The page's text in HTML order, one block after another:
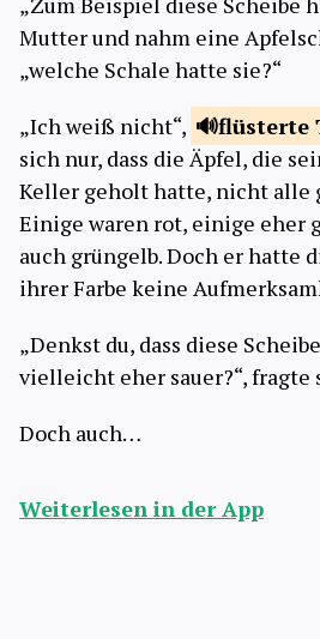
Mutter und nahm eine
„welche Schale hatte sie?“
„Ich weiß nicht“,
flüsterte
sich nur, dass die Äpfel, die
Keller geholt hatte, nicht alle
Einige waren rot, einige eher
auch grüngelb. Doch er hatte
ihrer Farbe keine
„Denkst du, dass diese
vielleicht eher sauer?“, fragte
Doch auch…
Weiterlesen in der App